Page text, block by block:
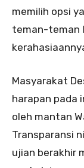
memilih opsi
teman-teman
Masyarakat
harapan pada
oleh mantan
Transparansi
ujian berakhir